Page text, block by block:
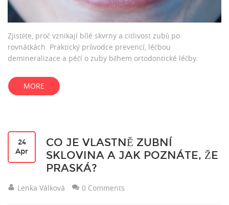
Zjistěte, proč vznikají bílé skvrny a citlivost zubů po
rovnátkách. Praktický průvodce prevencí, léčbou
demineralizace a péčí o zuby během ortodontické léčby.
MORE
24
Apr
CO JE VLASTNĚ ZUBNÍ
SKLOVINA A JAK POZNÁTE, ŽE
PRASKÁ?
Lenka Válková 0 Comments